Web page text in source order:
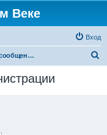
Веке
Вход
Отправить сообщение администрации